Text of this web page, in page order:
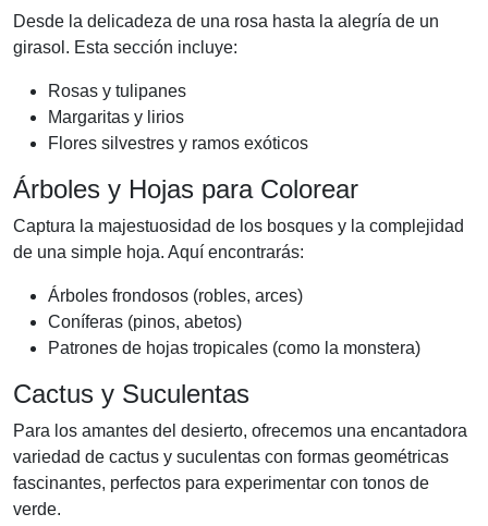
Desde la delicadeza de una rosa hasta la alegría de un
girasol. Esta sección incluye:
Rosas y tulipanes
Margaritas y lirios
Flores silvestres y ramos exóticos
Árboles y Hojas para Colorear
Captura la majestuosidad de los bosques y la complejidad
de una simple hoja. Aquí encontrarás:
Árboles frondosos (robles, arces)
Coníferas (pinos, abetos)
Patrones de hojas tropicales (como la monstera)
Cactus y Suculentas
Para los amantes del desierto, ofrecemos una encantadora
variedad de cactus y suculentas con formas geométricas
fascinantes, perfectos para experimentar con tonos de
verde.